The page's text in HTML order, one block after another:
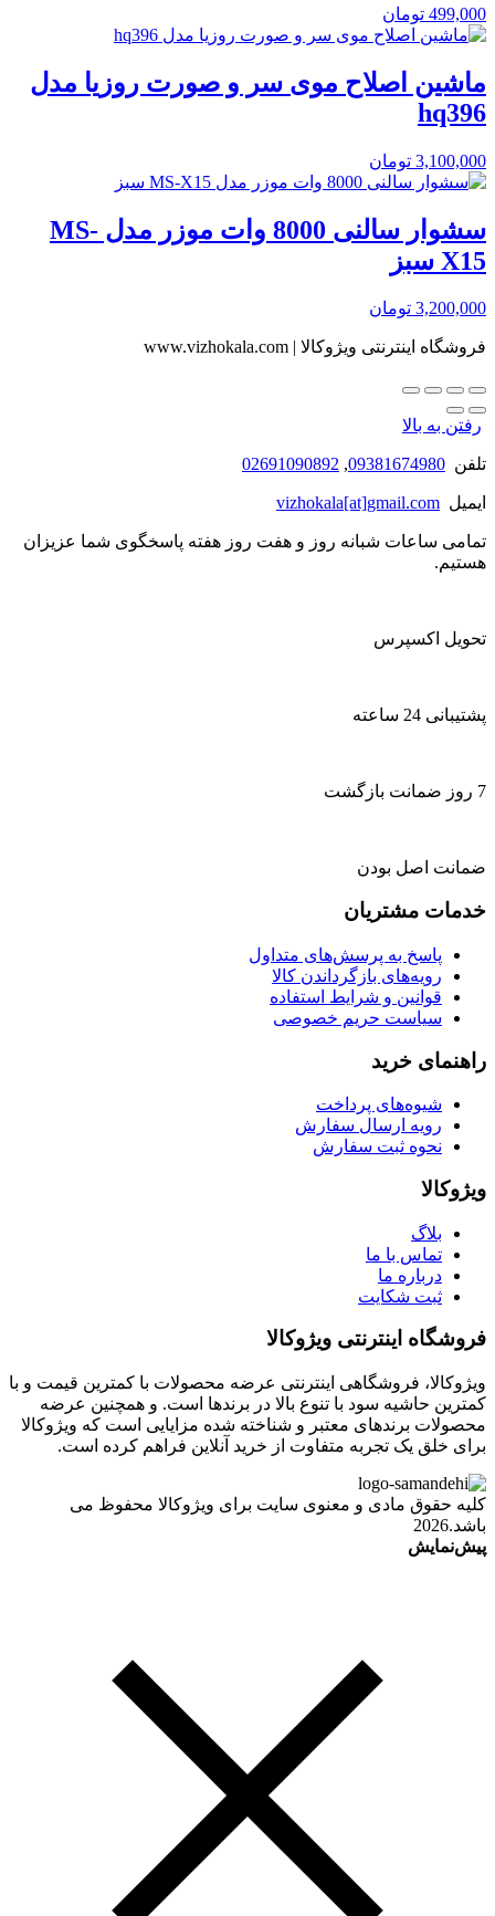
499,000 تومان
ماشین اصلاح موی سر و صورت روزیا مدل
hq396
3,100,000 تومان
سشوار سالنی 8000 وات موزر مدل MS-
X15 سبز
3,200,000 تومان
فروشگاه اینترنتی ویژوکالا | www.vizhokala.com
رفتن به بالا
تلفن 09381674980
,
02691090892
ایمیل vizhokala[at]gmail.com
تمامی ساعات شبانه روز و هفت روز هفته پاسخگوی شما عزیزان
هستیم.
تحویل اکسپرس
پشتیبانی 24 ساعته
7 روز ضمانت بازگشت
ضمانت اصل بودن
خدمات مشتریان
پاسخ به پرسش‌های متداول
رویه‌های بازگرداندن کالا
قوانین و شرایط استفاده
سیاست حریم خصوصی
راهنمای خرید
شیوه‌های پرداخت
رویه ارسال سفارش
نحوه ثبت سفارش
ویژوکالا
بلاگ
تماس با ما
درباره ما
ثبت شکایت
فروشگاه اینترنتی ویژوکالا
ویژوکالا، فروشگاهی اینترنتی عرضه محصولات با کمترین قیمت و با
کمترین حاشیه سود با تنوع بالا در برندها است. و همچنین عرضه
محصولات برندهای معتبر و شناخته شده مزایایی است که ویژوکالا
برای خلق یک تجربه متفاوت از خرید آنلاین فراهم کرده است.
کلیه حقوق مادی و معنوی سایت برای ویژوکالا محفوظ می
باشد.2026
پیش‌نمایش